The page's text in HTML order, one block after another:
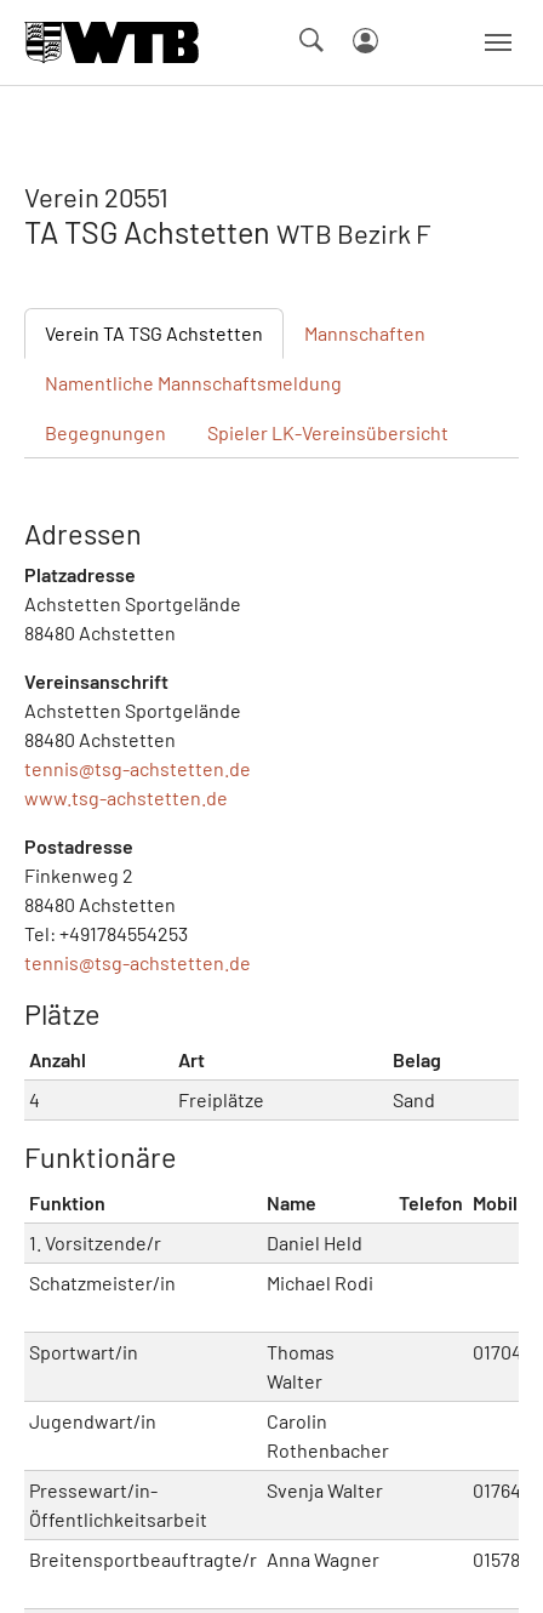
Verein 20551
TA TSG Achstetten WTB Bezirk F
Verein TA TSG Achstetten Mannschaften
Namentliche Mannschaftsmeldung
Begegnungen Spieler LK-Vereinsübersicht
Adressen
Platzadresse
Achstetten Sportgelände
88480 Achstetten
Vereinsanschrift
Achstetten Sportgelände
88480 Achstetten
tennis@tsg-achstetten.de
www.tsg-achstetten.de
Postadresse
Finkenweg 2
88480 Achstetten
Tel: +491784554253
tennis@tsg-achstetten.de
Plätze
Anzahl Art
Belag
4
Freiplätze Sand
Funktionäre
Funktion Name Telefon Mobil
1. Vorsitzende/r
Daniel Held
Schatzmeister/in
Michael Rodi
Sportwart/in
Thomas
Walter
Jugendwart/in
Carolin
Rothenbacher
Pressewart/in-
Öffentlichkeitsarbeit
Svenja Walter
Breitensportbeauftragte/r Anna Wagner